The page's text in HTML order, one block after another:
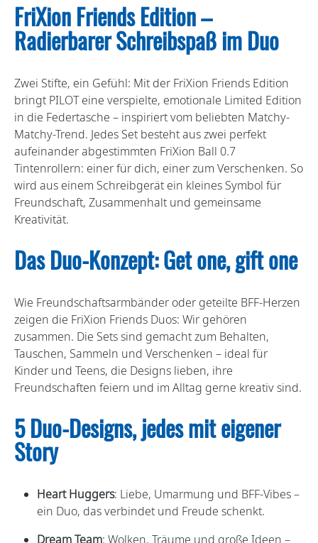
FriXion Friends Edition –
Radierbarer Schreibspaß im Duo
Zwei Stifte, ein Gefühl: Mit der FriXion Friends Edition
bringt PILOT eine verspielte, emotionale Limited Edition
in die Federtasche – inspiriert vom beliebten Matchy-
Matchy-Trend. Jedes Set besteht aus zwei perfekt
aufeinander abgestimmten FriXion Ball 0.7
Tintenrollern: einer für dich, einer zum Verschenken. So
wird aus einem Schreibgerät ein kleines Symbol für
Freundschaft, Zusammenhalt und gemeinsame
Kreativität.
Das Duo-Konzept: Get one, gift one
Wie Freundschaftsarmbänder oder geteilte BFF-Herzen
zeigen die FriXion Friends Duos: Wir gehören
zusammen. Die Sets sind gemacht zum Behalten,
Tauschen, Sammeln und Verschenken – ideal für
Kinder und Teens, die Designs lieben, ihre
Freundschaften feiern und im Alltag gerne kreativ sind.
5 Duo-Designs, jedes mit eigener
Story
Heart Huggers: Liebe, Umarmung und BFF-Vibes –
ein Duo, das verbindet und Freude schenkt.
Dream Team: Wolken, Träume und große Ideen –